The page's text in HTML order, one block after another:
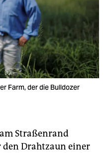
Farm, der die Bulldozer
Straßenrand
Drahtzaun einer